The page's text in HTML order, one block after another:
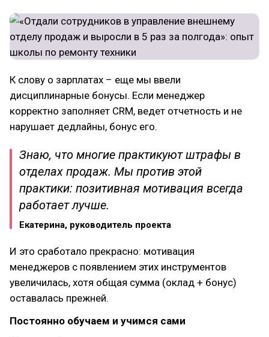
К слову о зарплатах – еще мы ввели
дисциплинарные бонусы. Если менеджер
корректно заполняет CRM, ведет отчетность и не
нарушает дедлайны, бонус его.
Знаю, что многие практикуют штрафы в
отделах продаж. Мы против этой
практики: позитивная мотивация всегда
работает лучше.
Екатерина, руководитель проекта
И это сработало прекрасно: мотивация
менеджеров с появлением этих инструментов
увеличилась, хотя общая сумма (оклад + бонус)
оставалась прежней.
Постоянно обучаем и учимся сами